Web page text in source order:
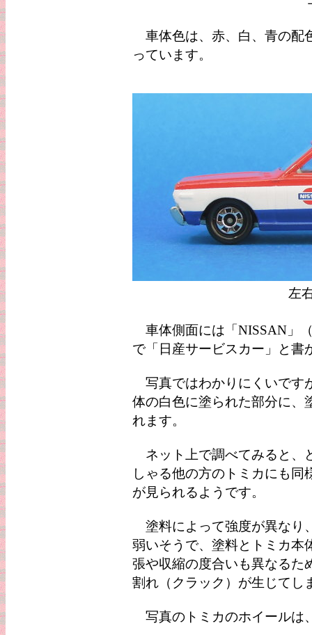
車体色は、赤、白、青の配
っています。
左
車体側面には「NISSAN」
で「日産サービスカー」と書
写真ではわかりにくいです
体の白色に塗られた部分に、
れます。
ネット上で調べてみると、
しゃる他の方のトミカにも
が見られるようです。
塗料によって強度が異なり
弱いそうで、塗料とトミカ本
張や収縮の度合いも異なるた
割れ（クラック）が生じてし
写真のトミカのホイールは